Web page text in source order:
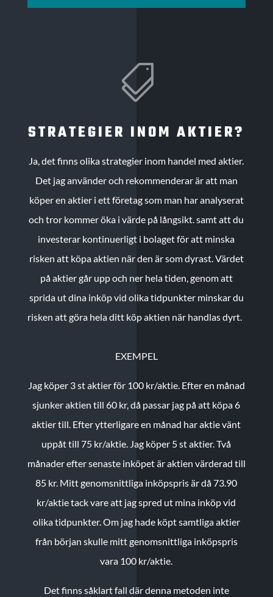

STRATEGIER INOM AKTIER?
Ja, det finns olika strategier inom handel med aktier.
Det jag använder och rekommenderar är att man
köper en aktier i ett företag som man har analyserat
och tror kommer öka i värde på långsikt. samt att du
investerar kontinuerligt i bolaget för att minska
risken att köpa aktien när den är som dyrast. Värdet
på aktier går upp och ner hela tiden, genom att
sprida ut dina inköp vid olika tidpunkter minskar du
risken att göra hela ditt köp aktien när handlas dyrt.
EXEMPEL
Jag köper 3 st aktier för 100 kr/aktie. Efter en månad
sjunker aktien till 60 kr, då passar jag på att köpa 6
aktier till. Efter ytterligare en månad har aktie vänt
uppåt till 75 kr/aktie. Jag köper 5 st aktier.Två
månader efter senaste inköpet är aktien värderad till
85 kr. Mitt genomsnittliga inköpspris är då 73.90
kr/aktie tack vare att jag spred ut mina inköp vid
olika tidpunkter. Om jag hade köpt samtliga aktier
från början skulle mitt genomsnittliga inköpspris
vara 100 kr/aktie.
Det finns såklart fall där denna metoden inte